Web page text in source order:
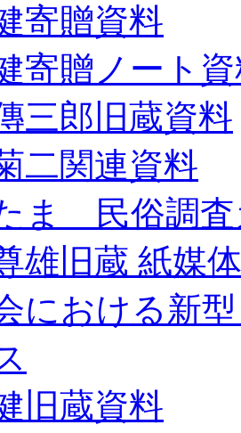
寄贈資料
寄贈ノート
三郎旧蔵資料
二関連資料
ま 民俗調査
雄旧蔵 紙媒
における新
旧蔵資料